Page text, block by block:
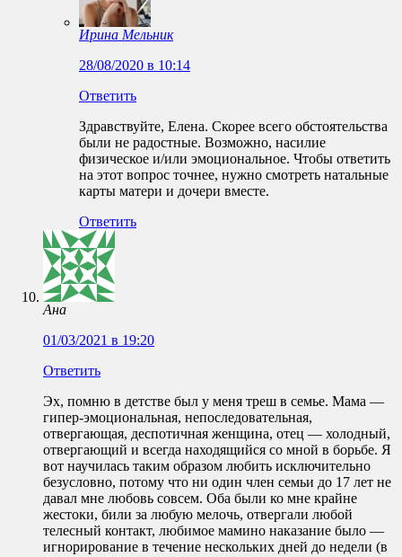
Ирина Мельник
28/08/2020 в 10:14
Ответить
Здравствуйте, Елена. Скорее всего обстоятельства
были не радостные. Возможно, насилие
физическое и/или эмоциональное. Чтобы ответить
на этот вопрос точнее, нужно смотреть натальные
карты матери и дочери вместе.
Ответить
Ана
01/03/2021 в 19:20
Ответить
Эх, помню в детстве был у меня треш в семье. Мама —
гипер-эмоциональная, непоследовательная,
отвергающая, деспотичная женщина, отец — холодный,
отвергающий и всегда находящийся со мной в борьбе. Я
вот научилась таким образом любить исключительно
безусловно, потому что ни один член семьи до 17 лет не
давал мне любовь совсем. Оба были ко мне крайне
жестоки, били за любую мелочь, отвергали любой
телесный контакт, любимое мамино наказание было —
игнорирование в течение нескольких дней до недели (в